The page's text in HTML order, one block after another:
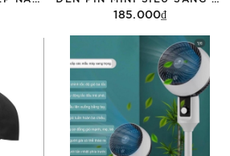
185.000₫
Thêm vào giỏ hàng